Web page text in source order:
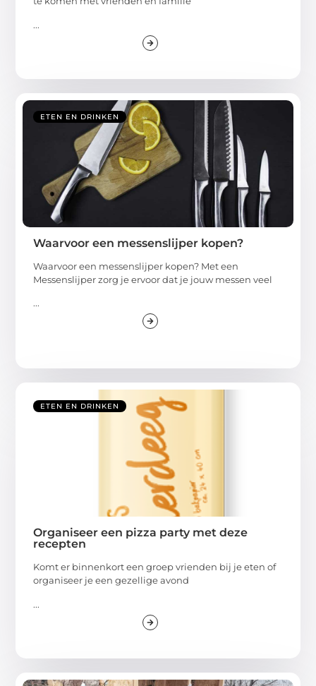
...
ETEN EN DRINKEN
Waarvoor een messenslijper kopen?
Waarvoor een messenslijper kopen? Met een
Messenslijper zorg je ervoor dat je jouw messen veel
...
ETEN EN DRINKEN
Organiseer een pizza party met deze
recepten
Komt er binnenkort een groep vrienden bij je eten of
organiseer je een gezellige avond
...